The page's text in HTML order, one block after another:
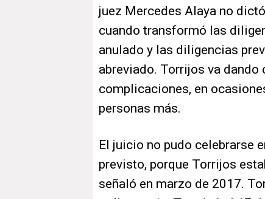
juez Mercedes Alaya no
cuando transformó las
anulado y las diligencias
abreviado. Torrijos va
complicaciones, en
personas más.
El juicio no pudo celebrarse
previsto, porque Torrijos
señaló en marzo de 2017.